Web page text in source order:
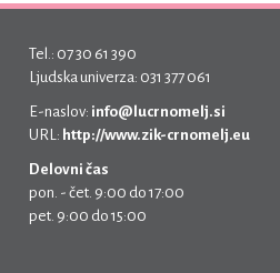
Tel.: 07 30 61 390
Ljudska univerza: 031 377 061
E-naslov: info@lucrnomelj.si
URL: http://www.zik-crnomelj.eu
Delovni čas
pon. - čet. 9:00 do 17:00
pet. 9:00 do 15:00